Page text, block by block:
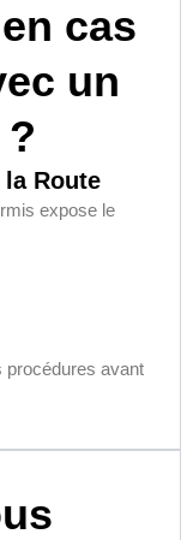
cas
un
la Route
expose le
procédures avant